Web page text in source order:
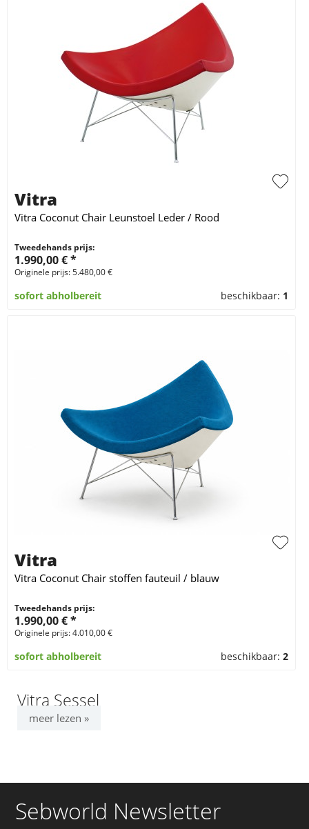
Vitra
Vitra Coconut Chair Leunstoel Leder / Rood
Tweedehands prijs:
1.990,00 € *
Originele prijs: 5.480,00 €
sofort abholbereit beschikbaar: 1
Vitra
Vitra Coconut Chair stoffen fauteuil / blauw
Tweedehands prijs:
1.990,00 € *
Originele prijs: 4.010,00 €
sofort abholbereit beschikbaar:2
Vitra Sessel
meer lezen »
Sebworld Newsletter